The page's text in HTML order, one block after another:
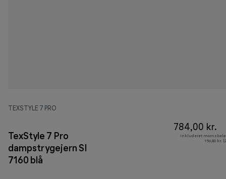
TEXSTYLE 7 PRO
TexStyle 7 Pro
dampstrygejern SI
7160 blå
784,00 kr.
Inkluderet
156,80 kr.